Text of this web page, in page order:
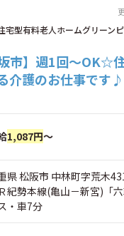
宅型有料老人ホームグリーン
坂市】週1回～OK☆
介護のお仕事です
1,087円～
県 松阪市 中林町字荒木
紀勢本線(亀山－新宮)「六
・車7分